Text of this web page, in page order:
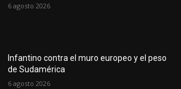
6 agosto 2026
Infantino contra el muro europeo y el peso
de Sudamérica
6 agosto 2026